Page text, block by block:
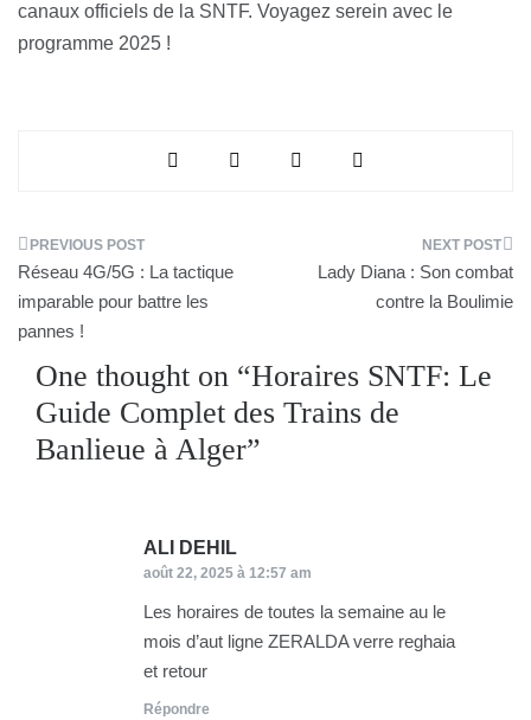
canaux officiels de la SNTF. Voyagez serein avec le
programme 2025 !
Navigation
de
l’article
Réseau 4G/5G : La tactique
imparable pour battre les
pannes !
Lady Diana : Son combat
contre la Boulimie
One thought on “Horaires SNTF: Le
Guide Complet des Trains de
Banlieue à Alger”
ALI DEHIL
août 22, 2025 à 12:57 am
Les horaires de toutes la semaine au le
mois d’aut ligne ZERALDA verre reghaia
et retour
Répondre